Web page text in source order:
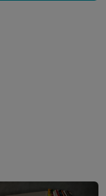
Global